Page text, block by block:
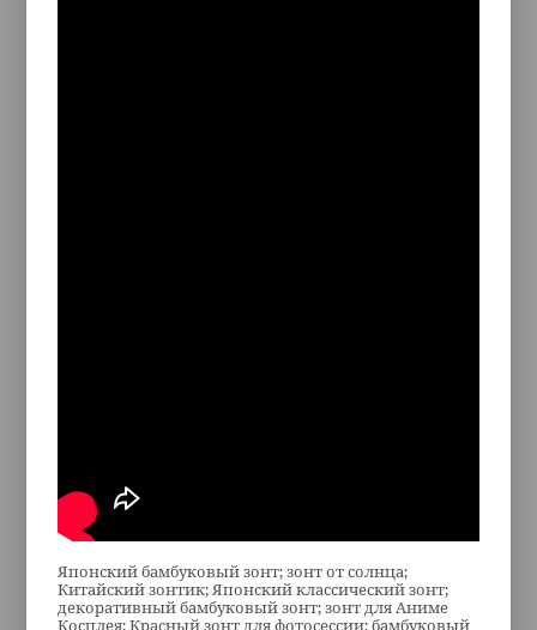
Японский бамбуковый зонт; зонт от солнца;
Китайский зонтик; Японский классический зонт;
декоративный бамбуковый зонт; зонт для Аниме
Косплея; Красный зонт для фотосессии; бамбуковый